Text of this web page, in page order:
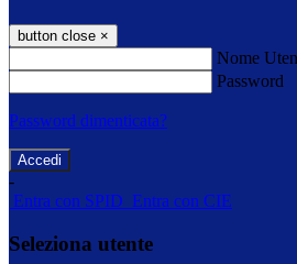
button close ×
Nome
Password
Password dimenticata?
-
Entra con SPID Entra con CIE
Seleziona utente